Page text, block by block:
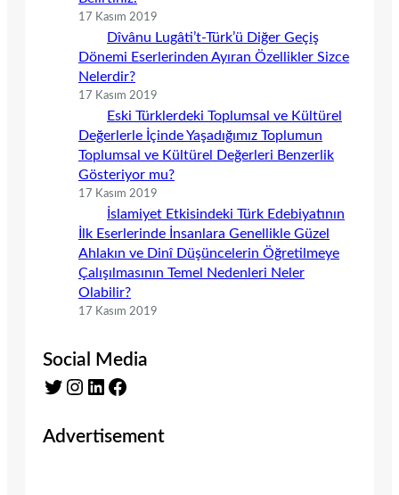
17 Kasım 2019
Dîvânu Lugâti’t-Türk’ü Diğer Geçiş
Dönemi Eserlerinden Ayıran Özellikler Sizce
Nelerdir?
17 Kasım 2019
Eski Türklerdeki Toplumsal ve Kültürel
Değerlerle İçinde Yaşadığımız Toplumun
Toplumsal ve Kültürel Değerleri Benzerlik
Gösteriyor mu?
17 Kasım 2019
İslamiyet Etkisindeki Türk Edebiyatının
İlk Eserlerinde İnsanlara Genellikle Güzel
Ahlakın ve Dinî Düşüncelerin Öğretilmeye
Çalışılmasının Temel Nedenleri Neler
Olabilir?
17 Kasım 2019
Social Media
Twitter Instagram LinkedIn Facebook
Advertisement